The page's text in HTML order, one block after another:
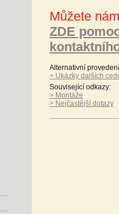
Můžete
ZDE
Alternativní
> Ukázky dalších
Související odkazy:
> Montáže
> Nejčastější dotazy